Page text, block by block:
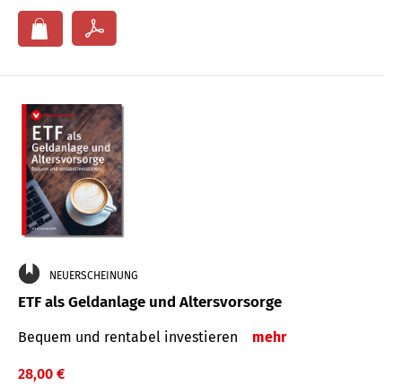
NEUERSCHEINUNG
ETF als Geldanlage und Altersvorsorge
Bequem und rentabel investieren mehr
28,00 €